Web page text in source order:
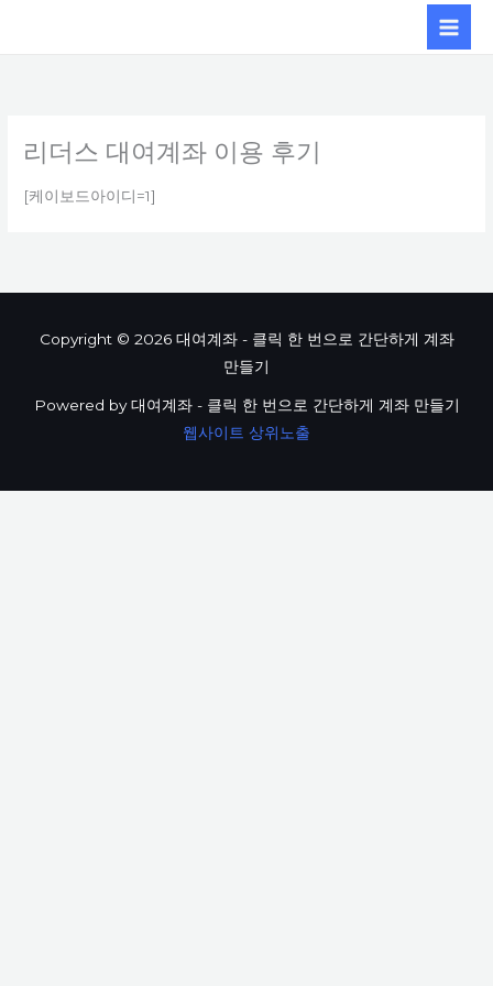
리더스 대여계좌 이용 후기
[케이보드아이디=1]
Copyright © 2026 대여계좌 - 클릭 한 번으로 간단하게 계좌
만들기
Powered by 대여계좌 - 클릭 한 번으로 간단하게 계좌 만들기
웹사이트 상위노출